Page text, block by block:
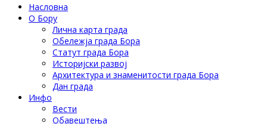
Насловна
О Бору
Лична карта града
Обележја града Бора
Статут града Бора
Историјски развој
Архитектура и знаменитости града Бора
Дан града
Инфо
Вести
Обавештења